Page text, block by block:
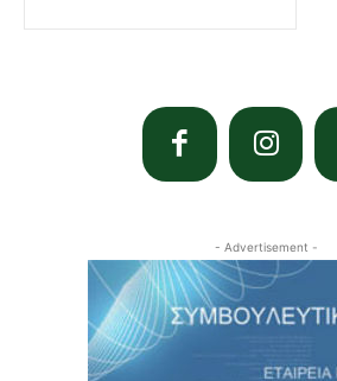
- Advertisement -